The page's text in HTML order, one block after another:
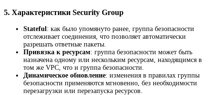
5. Характеристики Security Group
Stateful : как было упомянуто ранее, группа безопасности
отслеживает соединения, что позволяет автоматически
разрешать ответные пакеты.
Привязка к ресурсам: группа безопасности может быть
назначена одному или нескольким ресурсам, находящимся в
том же VPC, что и группа безопасности.
Динамическое обновление: изменения в правилах группы
безопасности применяются мгновенно, без необходимости
перезагрузки или перезапуска ресурсов.